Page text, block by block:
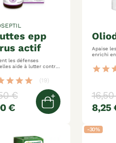
actif
les défenses
lutter contre
digestives
star star star (19)
€
€
Ajouter au
Apaise
enrichi
fraîcheur
star star
8,25
-30%